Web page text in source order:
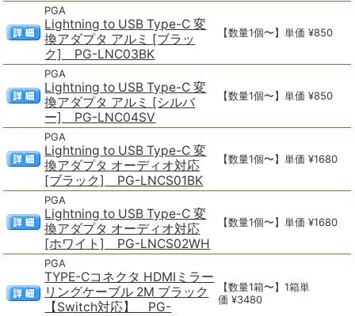
PGA
Lightning to USB Type-C 変
換アダプタ アルミ [ブラッ
ク] PG-LNC03BK
【数量1個〜】単価 ¥850
PGA
Lightning to USB Type-C 変
換アダプタ アルミ [シルバ
ー] PG-LNC04SV
【数量1個〜】単価 ¥850
PGA
Lightning to USB Type-C 変
換アダプタ オーディオ対応
[ブラック] PG-LNCS01BK
【数量1個〜】単価 ¥1680
PGA
Lightning to USB Type-C 変
換アダプタ オーディオ対応
[ホワイト] PG-LNCS02WH
【数量1個〜】単価 ¥1680
PGA
TYPE-Cコネクタ HDMIミラー
リングケーブル 2M ブラック
【Switch対応】 PG-
【数量1箱〜】1箱単
価 ¥3480